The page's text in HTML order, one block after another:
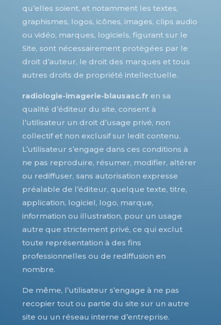
qu’elles soient, et notamment les textes,
graphismes, logos, icônes, images, clips audio
ou vidéo, marques, logiciels, figurant sur le
Site, sont nécessairement protégées par le
droit d’auteur, le droit des marques et tous
autres droits de propriété intellectuelle.
radiologie-imagerie-blausasc.fr en sa
qualité d’éditeur du site, consent à
l’utilisateur un droit d’usage privé, non
collectif et non exclusif sur ledit contenu.
L’utilisateur s’engage dans ces conditions à
ne pas reproduire, résumer, modifier, altérer
ou rediffuser, sans autorisation expresse
préalable de l’éditeur, quelque texte, titre,
application, logiciel, logo, marque,
information ou illustration, pour un usage
autre que strictement privé, ce qui exclut
toute représentation à des fins
professionnelles ou de rediffusion en
nombre.
De même, l’utilisateur s’engage à ne pas
recopier tout ou partie du site sur un autre
site ou un réseau interne d’entreprise.